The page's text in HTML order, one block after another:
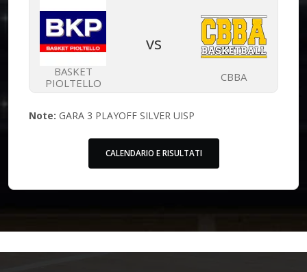
BASKET
PIOLTELLO
vs
CBBA
Note: GARA 3 PLAYOFF SILVER UISP
CALENDARIO E RISULTATI